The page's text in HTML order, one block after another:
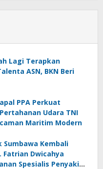
Lagi Terapkan
ASN, BKN Beri
PPA Perkuat
Udara TNI
Maritim Modern
Sumbawa Kembali
Fatrian Dwicahya
Spesialis Penyakit